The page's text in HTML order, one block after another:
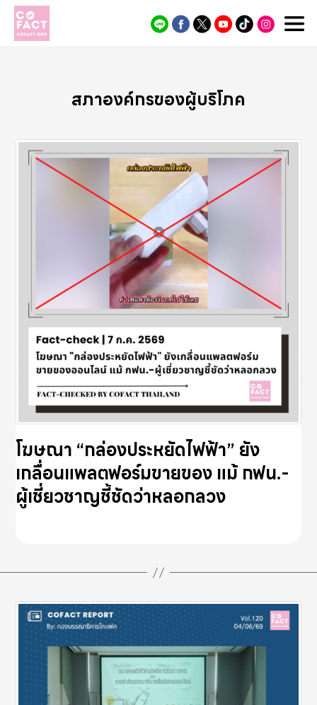
Cofact
สภาองค์กรของผู้บริโภค
โฆษณา “กล่องประหยัดไฟฟ้า” ยัง
เกลื่อนแพลตฟอร์มขายของ แม้ กฟน.-
ผู้เชี่ยวชาญชี้ชัดว่าหลอกลวง